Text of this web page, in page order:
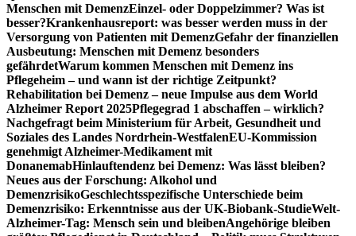
Menschen mit DemenzEinzel- oder Doppelzimmer? Was ist
besser?Krankenhausreport: was besser werden muss in der
Versorgung von Patienten mit DemenzGefahr der finanziellen
Ausbeutung: Menschen mit Demenz besonders
gefährdetWarum kommen Menschen mit Demenz ins
Pflegeheim – und wann ist der richtige Zeitpunkt?
Rehabilitation bei Demenz – neue Impulse aus dem World
Alzheimer Report 2025Pflegegrad 1 abschaffen – wirklich?
Nachgefragt beim Ministerium für Arbeit, Gesundheit und
Soziales des Landes Nordrhein-WestfalenEU-Kommission
genehmigt Alzheimer-Medikament mit
DonanemabHinlauftendenz bei Demenz: Was lässt bleiben?
Neues aus der Forschung: Alkohol und
DemenzrisikoGeschlechtsspezifische Unterschiede beim
Demenzrisiko: Erkenntnisse aus der UK-Biobank-StudieWelt-
Alzheimer-Tag: Mensch sein und bleibenAngehörige bleiben